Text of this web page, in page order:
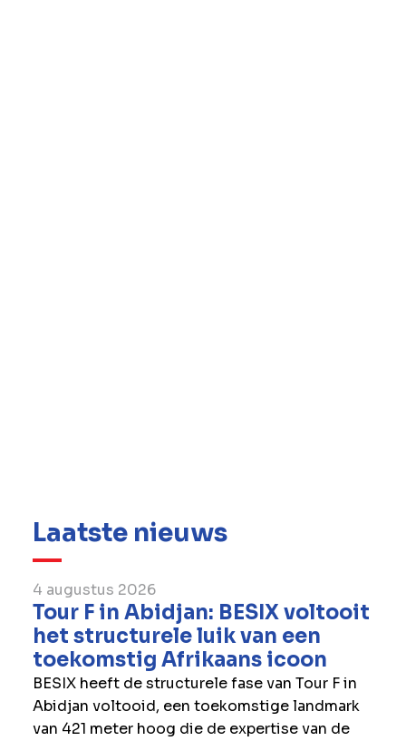
Laatste nieuws
4 augustus 2026
Tour F in Abidjan: BESIX voltooit
het structurele luik van een
toekomstig Afrikaans icoon
BESIX heeft de structurele fase van Tour F in
Abidjan voltooid, een toekomstige landmark
van 421 meter hoog die de expertise van de